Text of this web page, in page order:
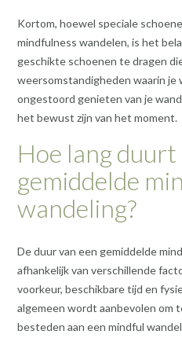
Kortom, hoewel speciale
mindfulness wandelen, is het
geschikte schoenen te dragen
weersomstandigheden waarin je
ongestoord genieten van je
het bewust zijn van het moment.
Hoe lang duurt
gemiddelde
wandeling?
De duur van een gemiddelde
afhankelijk van verschillende
voorkeur, beschikbare tijd en
algemeen wordt aanbevolen
besteden aan een mindful